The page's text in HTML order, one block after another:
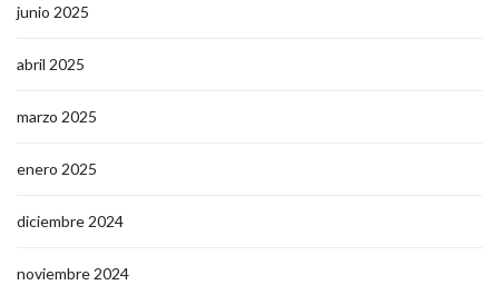
junio 2025
abril 2025
marzo 2025
enero 2025
diciembre 2024
noviembre 2024